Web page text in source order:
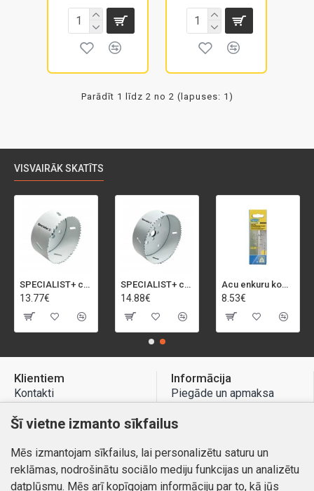
Parādīt 1 līdz 2 no 2 (lapuses: 1)
VISVAIRĀK SKATĪTS
SPECIALIST+ caurumu zāģis BI-METAL, 92 mm
13.77€
SPECIALIST+ caurumu zāģis BI-METAL, 98 mm
14.88€
Acu enkuru komplekts, 3-13 mm, Rapid, 12 gab.
8.53€
Klientiem
Kontakti
Preču atgriešana
Mans profils
Pasūtījumi
Informācija
Piegāde un apmaksa
Atteikuma tiesības
Kontakti
Šī vietne izmanto sīkfailus
Mēs izmantojam sīkfailus, lai personalizētu saturu un
reklāmas, nodrošinātu sociālo mediju funkcijas un analizētu
datplūsmu. Mēs arī kopīgojam informāciju par to, kā jūs